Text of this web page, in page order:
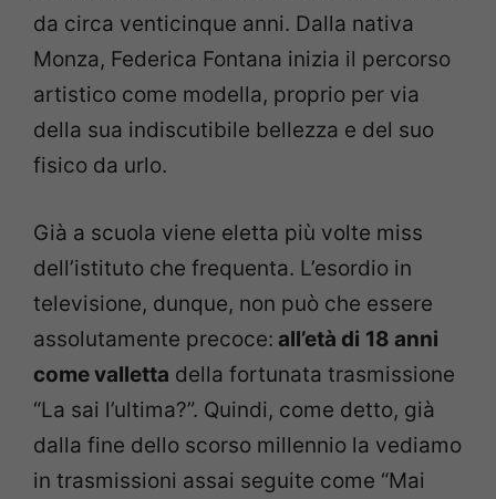
da circa venticinque anni. Dalla nativa
Monza, Federica Fontana inizia il percorso
artistico come modella, proprio per via
della sua indiscutibile bellezza e del suo
fisico da urlo.
Già a scuola viene eletta più volte miss
dell’istituto che frequenta. L’esordio in
televisione, dunque, non può che essere
assolutamente precoce: all’età di 18 anni
come valletta della fortunata trasmissione
“La sai l’ultima?”. Quindi, come detto, già
dalla fine dello scorso millennio la vediamo
in trasmissioni assai seguite come “Mai